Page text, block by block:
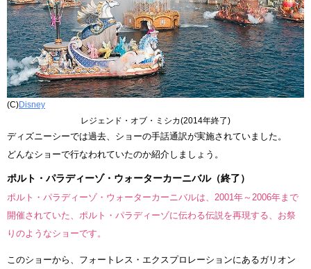
(C)Disney
レジェンド・オブ・ミシカ(2014年終了)
ディズニーシーでは過去、ショーの手話通訳が実施されていました。
どんなショーで行なわれていたのか紹介しましょう。
ポルト・パラディーゾ・ウォーターカーニバル（終了）
ポルト・パラディーゾ・ウォーターカーニバルは、2001年～2006年まで
開催されていた、ポルト・パラディーゾに伝わる伝説を再現する、お祭
りのようなショーです。
このショーから、フォートレス・エクスプロレーションにあるガリオン